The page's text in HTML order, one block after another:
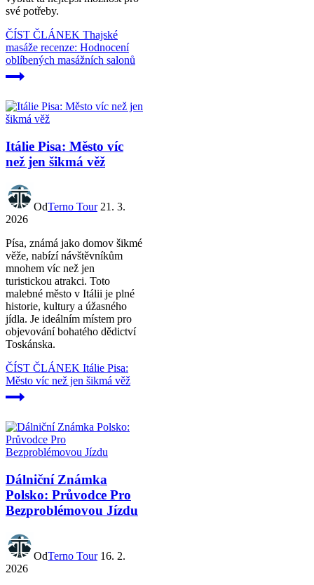
své potřeby.
ČÍST ČLÁNEK Thajské
masáže recenze: Hodnocení
oblíbených masážních salonů
Itálie Pisa: Město víc
než jen šikmá věž
OdTerno Tour 21. 3.
2026
Písa, známá jako domov šikmé
věže, nabízí návštěvníkům
mnohem víc než jen
turistickou atrakci. Toto
malebné město v Itálii je plné
historie, kultury a úžasného
jídla. Je ideálním místem pro
objevování bohatého dědictví
Toskánska.
ČÍST ČLÁNEK Itálie Pisa:
Město víc než jen šikmá věž
Dálniční Známka
Polsko: Průvodce Pro
Bezproblémovou Jízdu
OdTerno Tour 16. 2.
2026